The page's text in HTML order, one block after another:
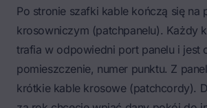
Po stronie szafki kable kończą się na
krosowniczym (patchpanelu). Każdy
trafia w odpowiedni port panelu i jest
pomieszczenie, numer punktu. Z
krótkie kable krosowe (patchcordy).